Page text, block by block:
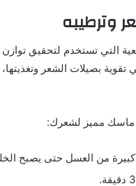
وترطيبه
التي تستخدم لتحقيق
تقوية بصيلات الشعر
ماسك مميز لشعرك: